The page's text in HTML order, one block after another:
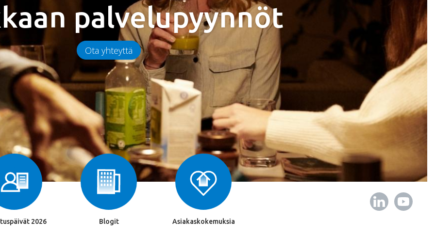
palvelupyynnöt
Ota yhteyttä
2026 Blogit Asiakaskokemuksia